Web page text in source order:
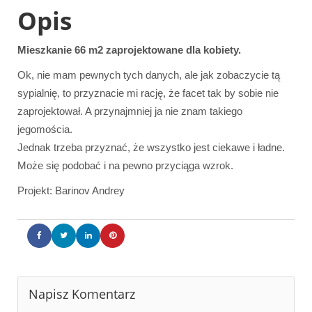
Opis
Mieszkanie 66 m2 zaprojektowane dla kobiety.
Ok, nie mam pewnych tych danych, ale jak zobaczycie tą
sypialnię, to przyznacie mi rację, że facet tak by sobie nie
zaprojektował. A przynajmniej ja nie znam takiego
jegomościa.
Jednak trzeba przyznać, że wszystko jest ciekawe i ładne.
Może się podobać i na pewno przyciąga wzrok.
Projekt: Barinov Andrey
Napisz Komentarz